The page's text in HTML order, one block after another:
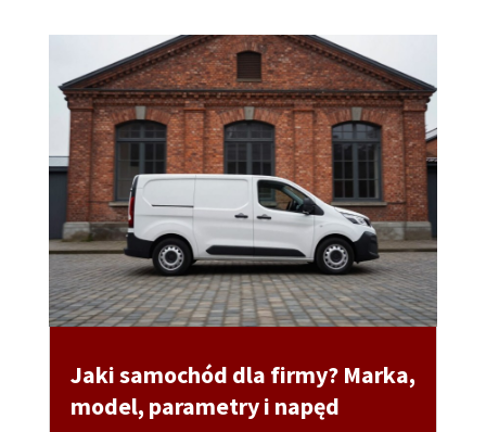
Jaki samochód dla firmy? Marka,
model, parametry i napęd